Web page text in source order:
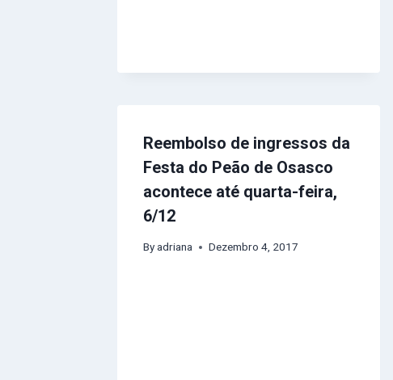
Reembolso de ingressos da
Festa do Peão de Osasco
acontece até quarta-feira,
6/12
Byadriana Dezembro 4, 2017